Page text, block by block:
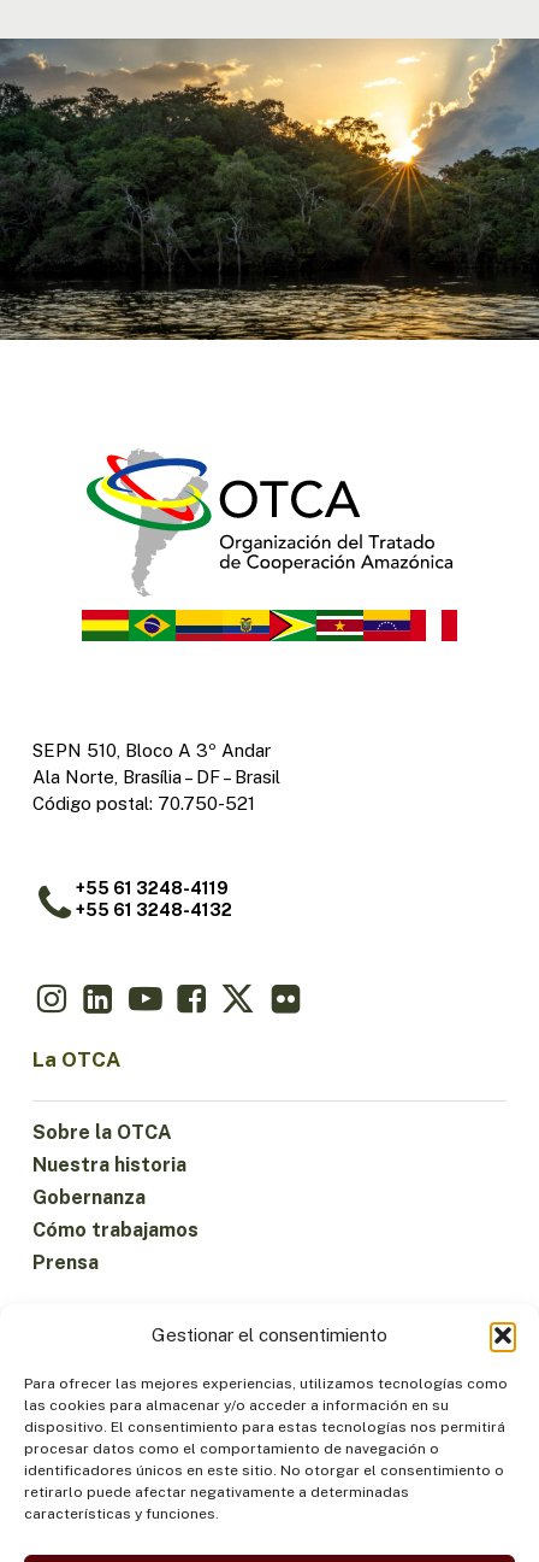
Gestionar el consentimiento
Para ofrecer las mejores experiencias, utilizamos tecnologías como
las cookies para almacenar y/o acceder a información en su
dispositivo. El consentimiento para estas tecnologías nos permitirá
procesar datos como el comportamiento de navegación o
identificadores únicos en este sitio. No otorgar el consentimiento o
retirarlo puede afectar negativamente a determinadas
características y funciones.
SEPN 510, Bloco A 3º Andar
Ala Norte, Brasília – DF – Brasil
Código postal: 70.750-521
+55 61 3248-4119
+55 61 3248-4132
La OTCA
Sobre la OTCA
Nuestra historia
Gobernanza
Cómo trabajamos
Prensa
Agua
Ciencia e Innovación
Clima
Economía Sostenible